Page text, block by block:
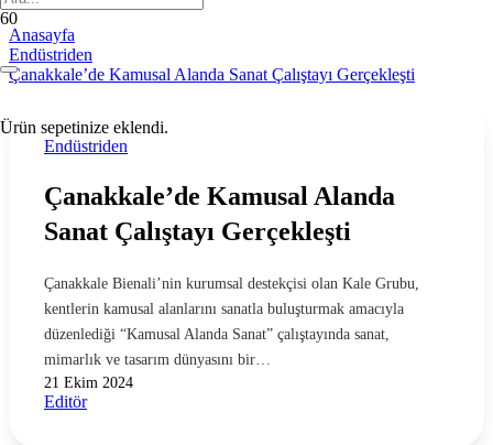
Ürün sepetinize eklendi.
Anasayfa
Endüstriden
Çanakkale’de Kamusal Alanda Sanat Çalıştayı Gerçekleşti
Endüstriden
Çanakkale’de Kamusal Alanda
Sanat Çalıştayı Gerçekleşti
Çanakkale Bienali’nin kurumsal destekçisi olan Kale Grubu,
kentlerin kamusal alanlarını sanatla buluşturmak amacıyla
düzenlediği “Kamusal Alanda Sanat” çalıştayında sanat,
mimarlık ve tasarım dünyasını bir…
21 Ekim 2024
Editör